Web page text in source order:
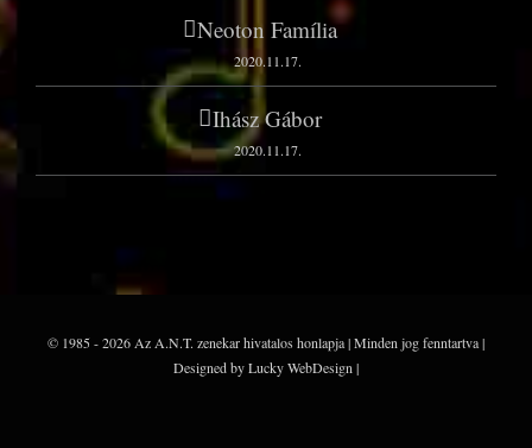
Neoton Família
2020.11.17.
Ihász Gábor
2020.11.17.
© 1985 - 2026 Az A.N.T. zenekar hivatalos honlapja | Minden jog fenntartva |
Designed by Lucky WebDesign |